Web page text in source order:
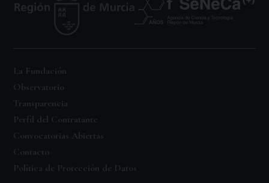
La Fundación
Observatorio
Transparencia
Perfil del Contratante
Convocatorias Abiertas
Contacto
Política de Protección de Datos